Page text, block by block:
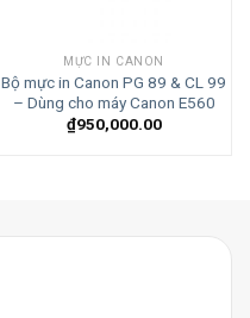
MỰC IN CANON
Bộ mực in Canon PG 89 & CL 99
– Dùng cho máy Canon E560
₫950,000.00